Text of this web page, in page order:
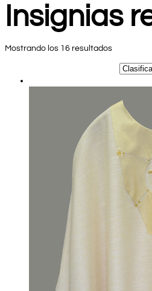
Insignias
Mostrando los 16 resultados